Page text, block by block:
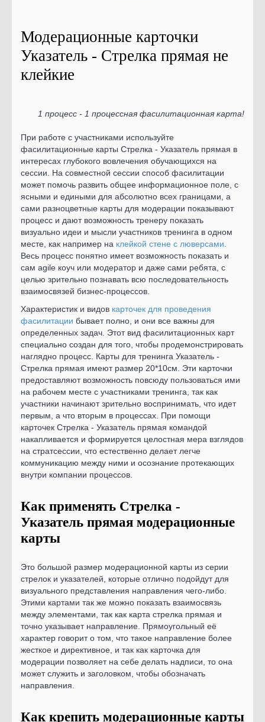
Модерационные карточки
Указатель - Стрелка прямая не
клейкие
1 процесс - 1 процессная фасилитационная карта!
При работе с участниками используйте
фасилитационные карты Стрелка - Указатель прямая в
интересах глубокого вовлечения обучающихся на
сессии. На совместной сессии способ фасилитации
может помочь развить общее информационное поле, с
ясными и едиными для абсолютно всех границами, а
сами разноцветные карты для модерации показывают
процесс и дают возможность тренеру показать
визуально идеи и мысли участников тренинга в одном
месте, как например на клейкой стене с люверсами
Весь процесс понятно имеет возможность показать и
сам agile коуч или модератор и даже сами ребята, с
целью зрительно познавать всю последовательность
взаимосвязей бизнес-процессов.
Характеристик и видов карточек для проведения
фасилитации бывает полно, и они все важны для
определенных задач. Этот вид фасилитационных карт
специально создан для того, чтобы продемонстрировать
наглядно процесс. Карты для тренинга Указатель -
Стрелка прямая имеют размер 20*10см. Эти карточки
предоставляют возможность повсюду пользоваться ими
на рабочем месте с участниками тренинга, так как
участники начинают зрительно воспринимать, что идет
первым, а что вторым в процессах. При помощи
карточек Стрелка - Указатель прямая командой
накапливается и формируется целостная мера взглядов
на стратсессии, что естественно делает легче
коммуникацию между ними и осознание протекающих
внутри компании процессов.
Как применять Стрелка -
Указатель прямая модерационные
карты
Это большой размер модерационной карты из серии
стрелок и указателей, которые отлично подойдут для
визуального представления направления чего-либо.
Этими картами так же можно показать взаимосвязь
между элементами, так как карта стрелка прямая и
точно указывает направление. Прямоугольный её
характер говорит о том, что такое направление более
жесткое и директивное, и так как карточка для
модерации позволяет на себе делать надписи, то она
может служить и заголовком, чтобы обозначать
направления.
Как крепить модерационные карты